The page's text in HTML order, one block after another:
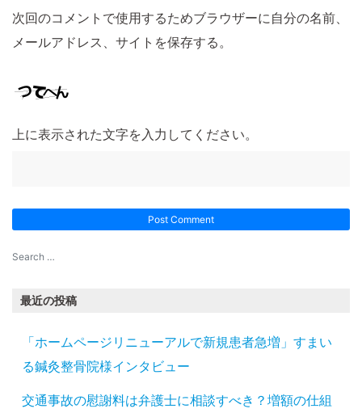
次回のコメントで使用するためブラウザーに自分の名前、
メールアドレス、サイトを保存する。
上に表示された文字を入力してください。
最近の投稿
「ホームページリニューアルで新規患者急増」すまい
る鍼灸整骨院様インタビュー
交通事故の慰謝料は弁護士に相談すべき？増額の仕組